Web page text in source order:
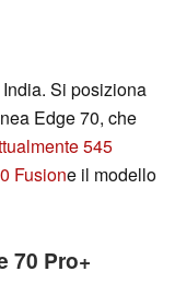
Si posiziona
Edge 70, che
545
Fusione il modello
70 Pro+